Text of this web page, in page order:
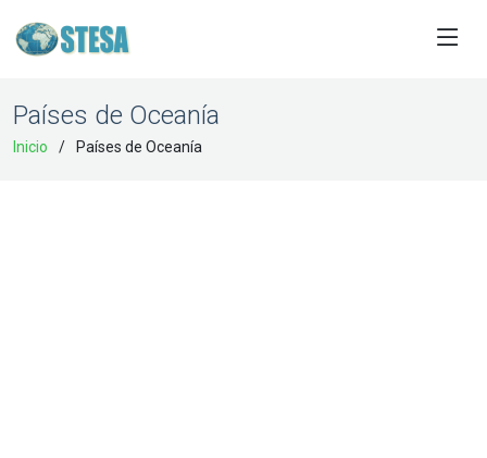
Países de Oceanía
Inicio Países de Oceanía